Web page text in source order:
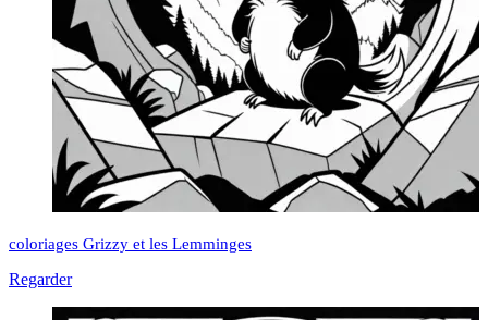
coloriages Grizzy et les Lemminges
Regarder